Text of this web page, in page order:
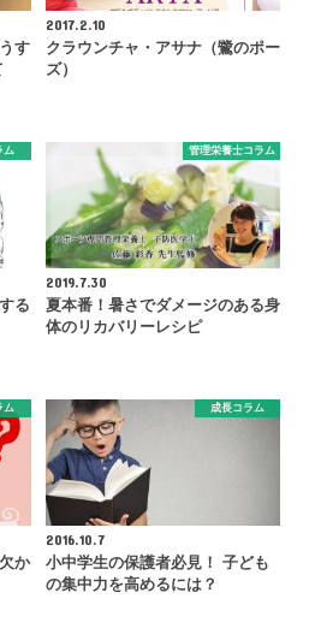
す
2017.2.10
クラウンチャ・アサナ（鷺のポー
ズ）
ム
る
管理栄養士コラム
2019.7.30
夏本番！暑さでダメージのある身
体のリカバリーレシピ
ム
か
成長コラム
2016.10.7
小中学生の保護者必見！ 子ども
の集中力を高めるには？